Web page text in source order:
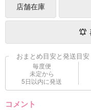
店舗在庫
おまとめ目安と発送目安
毎度便
未定から
5日以内に発送
コメント